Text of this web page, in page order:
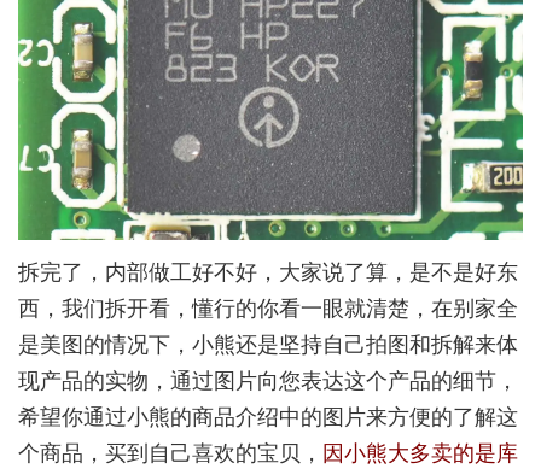
拆完了，内部做工好不好，大家说了算，是不是好东
西，我们拆开看，懂行的你看一眼就清楚，在别家全
是美图的情况下，小熊还是坚持自己拍图和拆解来体
现产品的实物，通过图片向您表达这个产品的细节，
希望你通过小熊的商品介绍中的图片来方便的了解这
个商品，买到自己喜欢的宝贝， 因小熊大多卖的是库